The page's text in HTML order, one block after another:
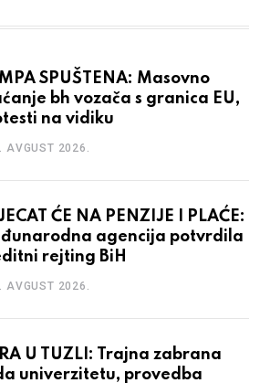
SPUŠTENA: Masovno
bh vozača s granica EU,
na vidiku
AVGUST 2026.
ĆE NA PENZIJE I PLAĆE:
agencija potvrdila
rejting BiH
AVGUST 2026.
U TUZLI: Trajna zabrana
univerzitetu, provedba